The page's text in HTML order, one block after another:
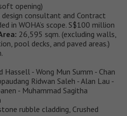
opening)
design consultant and Contract
in WOHA’s scope. S$100 million
26,595 sqm. (excluding walls,
pool decks, and paved areas.)
Hassell - Wong Mun Summ - Chan
Ridwan Saleh - Alan Lau -
- Muhammad Sagitha
rubble cladding, Crushed